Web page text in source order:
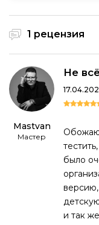
1 рецензия
Mastvan
Мастер
Не
Обожаю
было
и так